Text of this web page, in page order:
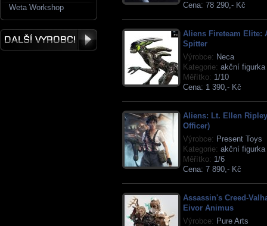
Cena: 78 290,- Kč
Aliens Fireteam Elite:
Spitter
Výrobce: Neca
Kategorie: akční figurka
Měřítko: 1/10
Cena: 1 390,- Kč
Aliens: Lt. Ellen
Officer)
Výrobce: Present Toys
Kategorie: akční figurka
Měřítko: 1/6
Cena: 7 890,- Kč
Assassin's Creed-
Eivor Animus
Výrobce: Pure Arts
Weta Workshop